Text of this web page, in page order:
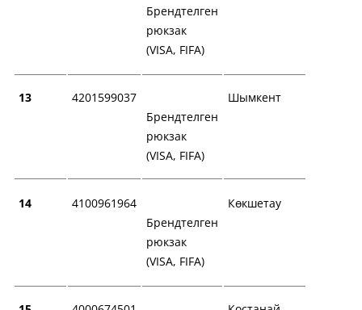
Брендтелген
рюкзак
(VISA, FIFA)
13
4201599037
Брендтелген
рюкзак
(VISA, FIFA)
Шымкент
14
4100961964
Брендтелген
рюкзак
(VISA, FIFA)
Көкшетау